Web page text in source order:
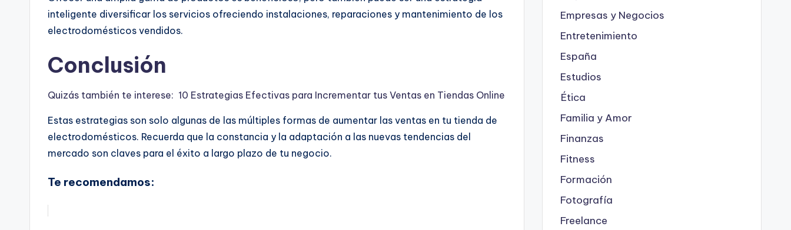
inteligente diversificar los servicios ofreciendo instalaciones, reparaciones y mantenimiento de los
electrodomésticos vendidos.
Conclusión
Quizás también te interese: 10 Estrategias Efectivas para Incrementar tus Ventas en Tiendas Online
Estas estrategias son solo algunas de las múltiples formas de aumentar las ventas en tu tienda de
electrodomésticos. Recuerda que la constancia y la adaptación a las nuevas tendencias del
mercado son claves para el éxito a largo plazo de tu negocio.
Te recomendamos:
Empresas y Negocios
Entretenimiento
España
Estudios
Ética
Familia y Amor
Finanzas
Fitness
Formación
Fotografía
Freelance